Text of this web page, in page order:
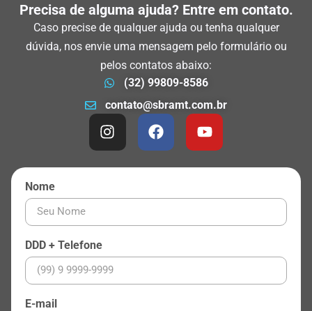
pela troca de curso.
Precisa de alguma ajuda? Entre em contato.
Caso precise de qualquer ajuda ou tenha qualquer
dúvida, nos envie uma mensagem pelo formulário ou
pelos contatos abaixo:
(32) 99809-8586
contato@sbramt.com.br
Nome
DDD + Telefone
E-mail